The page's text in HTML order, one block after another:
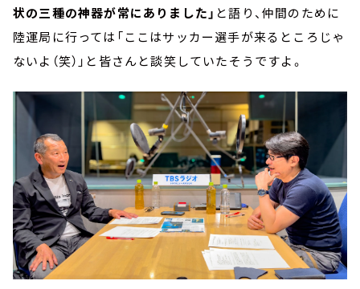
状の三種の神器が常にありました」 と語り、仲間のために
陸運局に行っては「ここはサッカー選手が来るところじゃ
ないよ（笑）」と皆さんと談笑していたそうですよ。